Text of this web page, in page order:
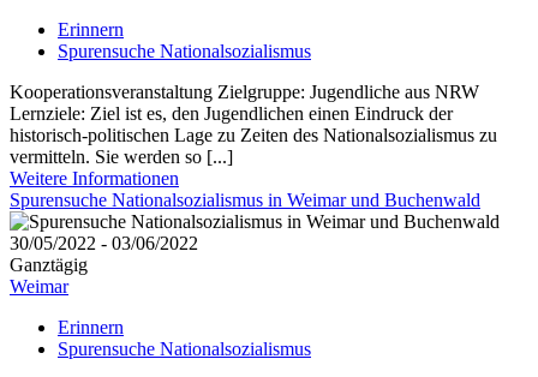
Erinnern
Spurensuche Nationalsozialismus
Kooperationsveranstaltung Zielgruppe: Jugendliche aus NRW
Lernziele: Ziel ist es, den Jugendlichen einen Eindruck der
historisch-politischen Lage zu Zeiten des Nationalsozialismus zu
vermitteln. Sie werden so [...]
Weitere Informationen
Spurensuche Nationalsozialismus in Weimar und Buchenwald
30/05/2022 - 03/06/2022
Ganztägig
Weimar
Erinnern
Spurensuche Nationalsozialismus